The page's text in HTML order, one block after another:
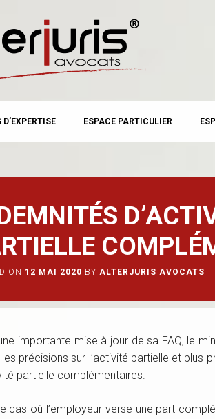
MENU ESPACE PARTICULIER
ON 12 MAI 2020 BY ALTERJURIS AVOCATS
importante mise à jour de sa FAQ, le
précisions sur l’activité partielle et plus
partielle complémentaires.
cas où l’employeur verse une part